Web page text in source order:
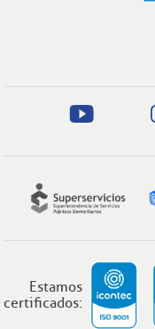
Estamos
certificados: